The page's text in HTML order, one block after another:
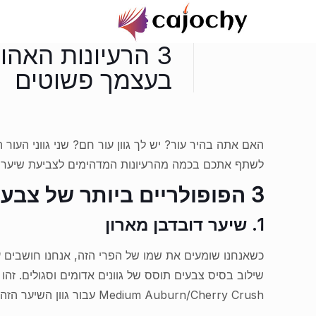
3 הרעיונות
בעצמך פשוטים
האם אתה בהיר עור? יש לך גוון עור חם? שני גווני
לשתף אתכם בכמה מהרעיונות המדהימים לצביעת
3 הפופולריים ביותר של צבע שיער בצבע אדום בצבע שיער
1. שיער דובדבן מארון
כשאנחנו שומעים את שמו של הפרי הזה, אנחנו חושבים
Medium Auburn/Cherry Crush עבור גוון השיער הזה.